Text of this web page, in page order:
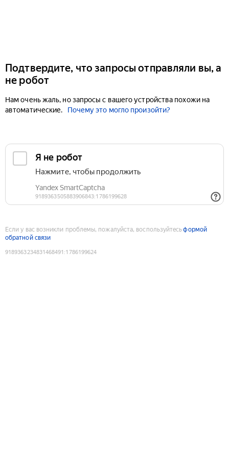
Подтвердите, что запросы отправляли вы, а
не робот
Нам очень жаль, но запросы с вашего устройства похожи на
автоматические.
Почему это могло произойти?
Если у вас возникли проблемы, пожалуйста, воспользуйтесьформой
обратной связи
9189363234831468491 :1786199624